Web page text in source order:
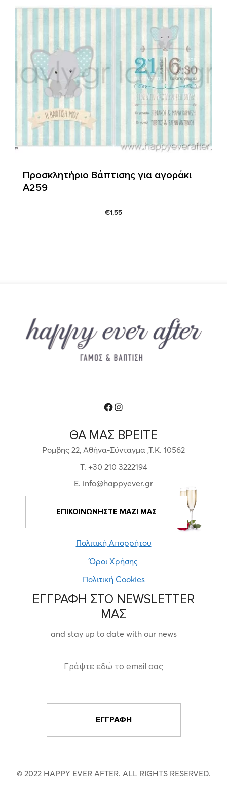
Προσκλητήριο Βάπτισης για αγοράκι
Α259
€1,55
ΘΑ ΜΑΣ ΒΡΕΙΤΕ
Ρομβης 22, Αθήνα-Σύνταγμα ,Τ.Κ. 10562
T. +30 210 3222194
E. info@happyever.gr
ΕΠΙΚΟΙΝΩΝΗΣΤΕ ΜΑΖΙ ΜΑΣ
Πολιτική Απορρήτου
Όροι Χρήσης
Πολιτική Cookies
Facebook
Instagram
ΕΓΓΡΑΦΗ ΣΤΟ NEWSLETTER
ΜΑΣ
and stay up to date with our news
© 2022 HAPPY EVER AFTER. ALL RIGHTS RESERVED.